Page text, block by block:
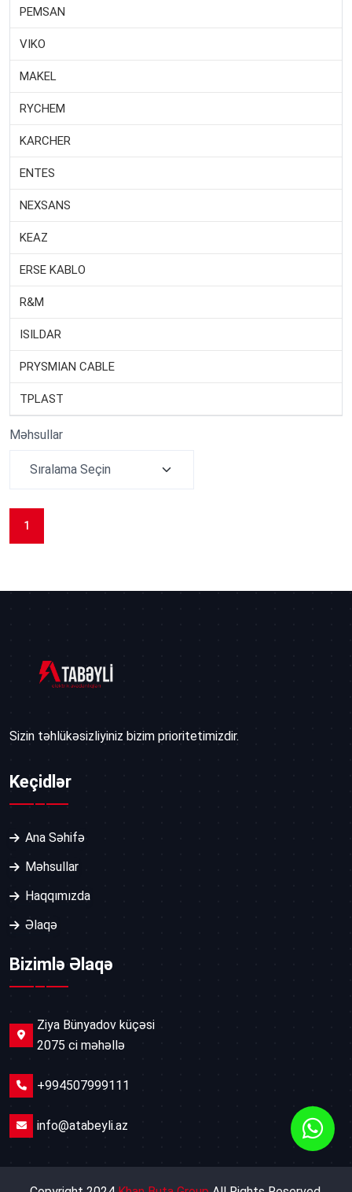
PEMSAN
VIKO
MAKEL
RYCHEM
KARCHER
ENTES
NEXSANS
KEAZ
ERSE KABLO
R&M
ISILDAR
PRYSMIAN CABLE
TPLAST
Məhsullar
1
Sizin təhlükəsizliyiniz bizim prioritetimizdir.
Keçidlər
Ana Səhifə
Məhsullar
Haqqımızda
Əlaqə
Bizimlə Əlaqə
Ziya Bünyadov küçəsi
2075 ci məhəllə
+994507999111
info@atabeyli.az